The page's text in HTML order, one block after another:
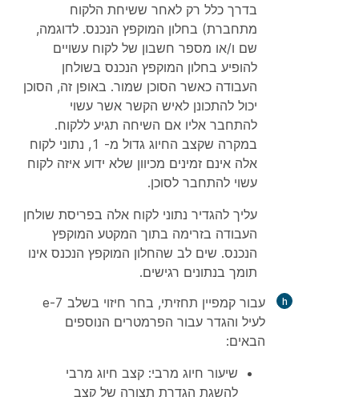
בדרך כלל רק לאחר ששיחת הלקוח
מתחברת) בחלון המוקפץ הנכנס. לדוגמה,
שם ו/או מספר חשבון של לקוח עשויים
להופיע בחלון המוקפץ הנכנס בשולחן
העבודה כאשר הסוכן שמור. באופן זה, הסוכן
יכול להתכונן לאיש הקשר אשר עשוי
להתחבר אליו אם השיחה תגיע ללקוח.
במקרה שקצב החיוג גדול מ- 1, נתוני לקוח
אלה אינם זמינים מכיוון שלא ידוע איזה לקוח
עשוי להתחבר לסוכן.
עליך להגדיר נתוני לקוח אלה בפריסת שולחן
העבודה בזרימה בתוך המקטע המוקפץ
הנכנס. שים לב שהחלון המוקפץ הנכנס אינו
תומך בנתונים רגישים.
עבור קמפיין תחזיתי, בחר חיזוי
בשלב 7-e
לעיל והגדר עבור הפרמטרים הנוספים
הבאים:
שיעור חיוג מרבי: קצב חיוג מרבי
להשגת הגדרת תצורה של קצב